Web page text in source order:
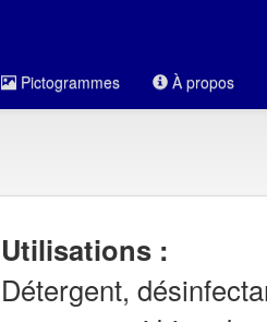
Pictogrammes À propos
Utilisations :
Détergent,